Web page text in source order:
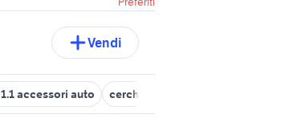
Vendi
accessori auto cerchi in lega citroen c2